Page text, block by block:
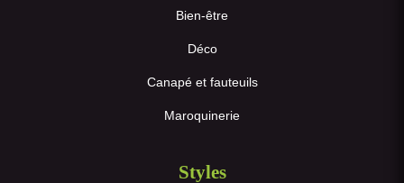
Bien-être
Déco
Canapé et fauteuils
Maroquinerie
Styles